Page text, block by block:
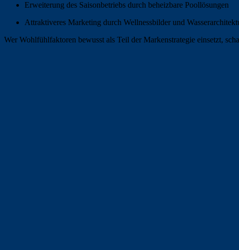
Erweiterung des Saisonbetriebs durch beheizbare Poollösungen
Attraktiveres Marketing durch Wellnessbilder und
Wer Wohlfühlfaktoren bewusst als Teil der Markenstrategie einsetzt,